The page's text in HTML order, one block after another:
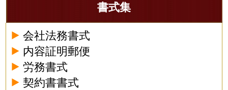
書式集
会社法務書式
内容証明郵便
労務書式
契約書書式